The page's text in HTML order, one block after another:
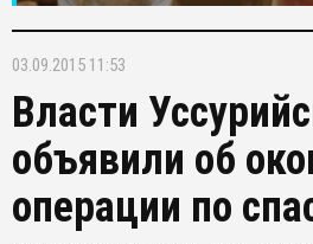
03.09.2015 11:53
Власти
объявили об
операции по